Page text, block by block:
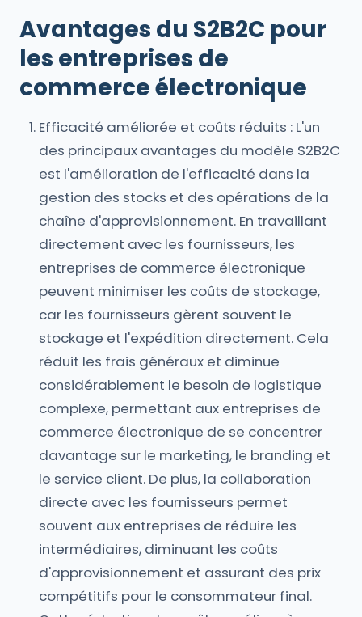
Avantages du S2B2C pour
les entreprises de
commerce électronique
Efficacité améliorée et coûts réduits : L'un
des principaux avantages du modèle S2B2C
est l'amélioration de l'efficacité dans la
gestion des stocks et des opérations de la
chaîne d'approvisionnement. En travaillant
directement avec les fournisseurs, les
entreprises de commerce électronique
peuvent minimiser les coûts de stockage,
car les fournisseurs gèrent souvent le
stockage et l'expédition directement. Cela
réduit les frais généraux et diminue
considérablement le besoin de logistique
complexe, permettant aux entreprises de
commerce électronique de se concentrer
davantage sur le marketing, le branding et
le service client. De plus, la collaboration
directe avec les fournisseurs permet
souvent aux entreprises de réduire les
intermédiaires, diminuant les coûts
d'approvisionnement et assurant des prix
compétitifs pour le consommateur final.